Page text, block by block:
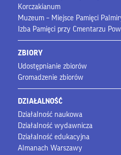
Korczakianum
Muzeum – Miejsce Pamięci
Izba Pamięci przy Cmentarzu
ZBIORY
Udostępnianie zbiorów
Gromadzenie zbiorów
DZIAŁALNOŚĆ
Działalność naukowa
Działalność wydawnicza
Działalność edukacyjna
Almanach Warszawy